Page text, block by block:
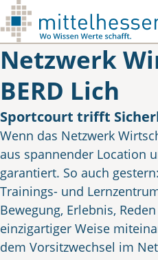
Skip to main content
Netzwerk
BERD Lich
Sportcourt trifft
Wenn das Netzwerk
aus spannender Location
garantiert. So auch
Trainings- und
Bewegung, Erlebnis,
einzigartiger Weise
dem Vorsitzwechsel im